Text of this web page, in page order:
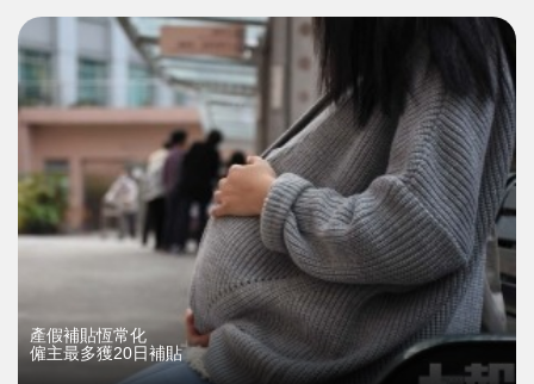
產假補貼恆常化
僱主最多獲20日補貼